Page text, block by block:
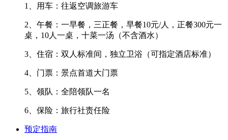
1、用车：往返空调旅游车
2、午餐：一早餐，三正餐，早餐10元/人，正餐300元一
桌，10人一桌，十菜一汤（不含酒水）
3、住宿：双人标准间，独立卫浴（可指定酒店标准）
4、门票：景点首道大门票
5、领队：全陪领队一名
6、保险：旅行社责任险
预定指南